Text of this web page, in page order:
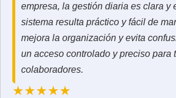
empresa, la gestión diaria es clara y
sistema resulta práctico y fácil de
mejora la organización y evita
un acceso controlado y preciso para
colaboradores.
★★★★★